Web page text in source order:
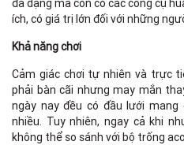
đa dạng mà còn có các công cụ
ích, có giá trị lớn đối với những
Khả năng chơi
Cảm giác chơi tự nhiên và trực
phải bàn cãi nhưng may mắn
ngày nay đều có đầu lưới
nhiều. Tuy nhiên, ngay cả khi
không thể so sánh với bộ trống